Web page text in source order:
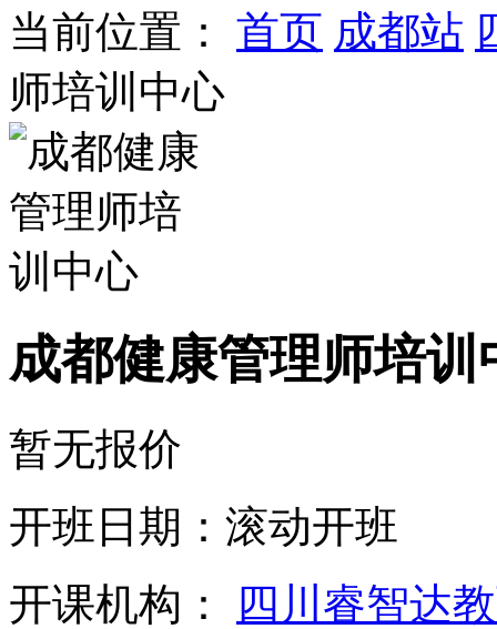
当前位置： 首页 成都站
师培训中心
成都健康管理师培训
暂无报价
开班日期：滚动开班
开课机构：
四川睿智达